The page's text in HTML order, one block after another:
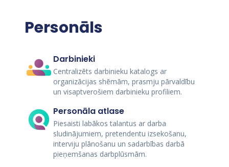
Personāls
Darbinieki
Centralizēts darbinieku katalogs ar
organizācijas shēmām, prasmju pārvaldību
un visaptverošiem darbinieku profiliem.
Personāla atlase
Piesaisti labākos talantus ar darba
sludinājumiem, pretendentu izsekošanu,
interviju plānošanu un sadarbības darbā
pieņemšanas darbplūsmām.